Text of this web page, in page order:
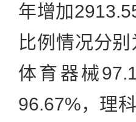
年增加
比例情况分
体育器械
96.67%，理